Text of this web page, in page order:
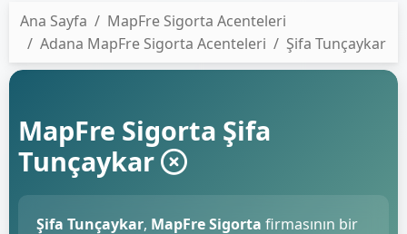
Ana Sayfa
MapFre Sigorta Acenteleri
Adana MapFre Sigorta Acenteleri
Şifa Tunçaykar
MapFre Sigorta Şifa
Tunçaykar
Şifa Tunçaykar, MapFre Sigorta firmasının bir